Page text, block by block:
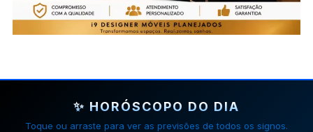
✨ HORÓSCOPO DO DIA
Toque ou arraste para ver as previsões de todos os signos.